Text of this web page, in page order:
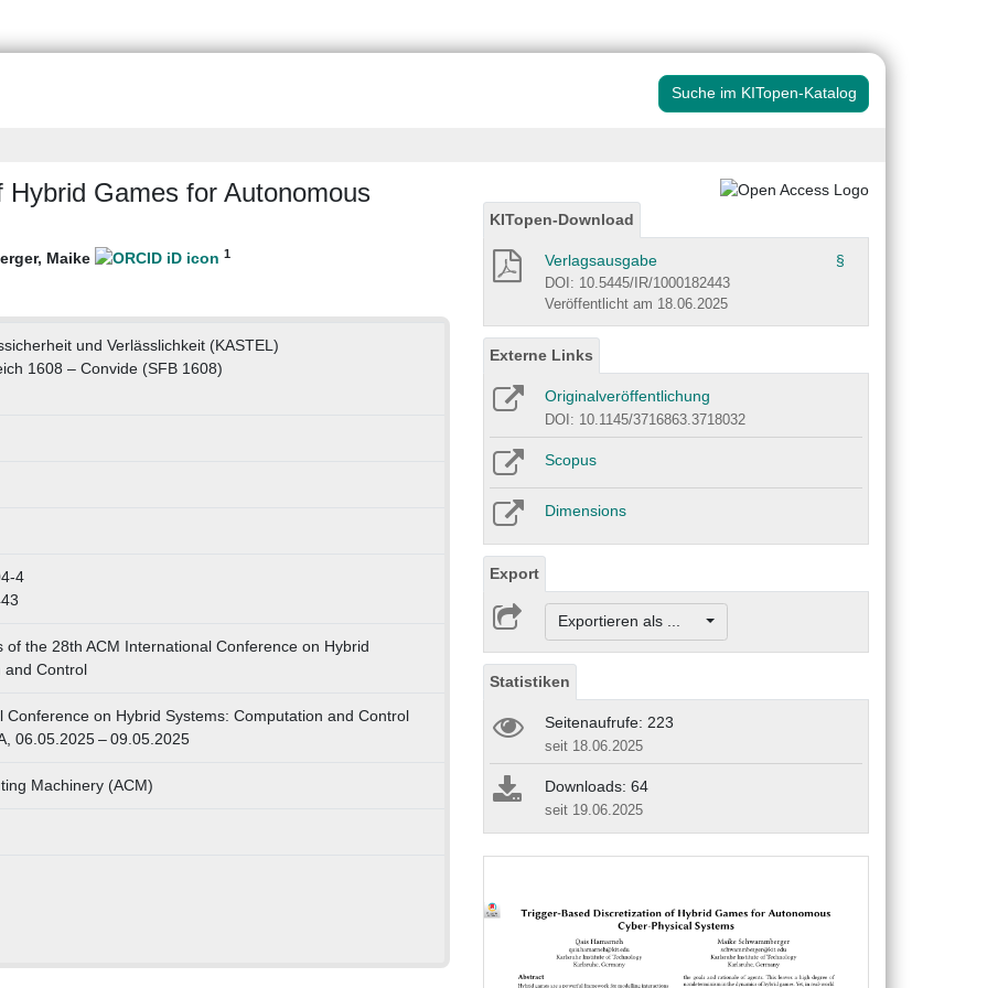
Suche im KITopen-Katalog
Games for Autonomous
Maike 1
und Verlässlichkeit (KASTEL)
1608 – Convide (SFB 1608)
4
of the 28th ACM International Conference on Hybrid
and Control
Conference on Hybrid Systems: Computation and Control
06.05.2025 – 09.05.2025
Machinery (ACM)
KITopen-Download
Verlagsausgabe §
DOI: 10.5445/IR/1000182443
Veröffentlicht am 18.06.2025
Externe Links
Originalveröffentlichung
DOI: 10.1145/3716863.3718032
Scopus
Dimensions
Export
Exportieren als ...
Statistiken
Seitenaufrufe: 223
seit 18.06.2025
Downloads: 64
seit 19.06.2025